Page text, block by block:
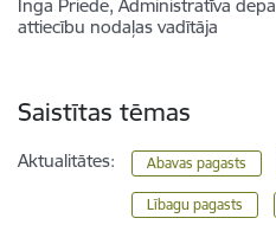
Inga Priede, Administratīva
attiecību nodaļas vadītāja
Saistītas tēmas
Aktualitātes: Abavas pagasts
Lībagu pagasts